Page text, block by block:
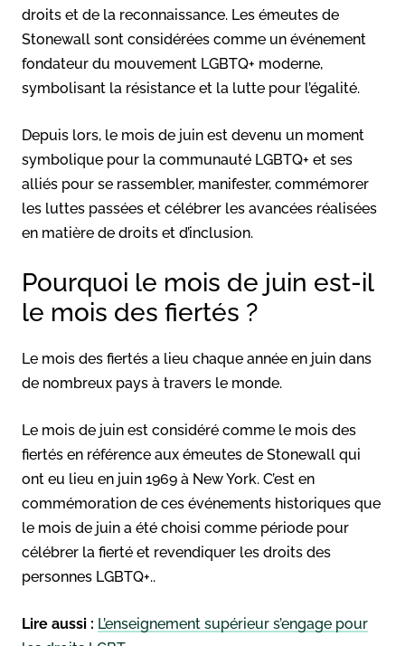
droits et de la reconnaissance. Les émeutes de
Stonewall sont considérées comme un événement
fondateur du mouvement LGBTQ+ moderne,
symbolisant la résistance et la lutte pour l’égalité.
Depuis lors, le mois de juin est devenu un moment
symbolique pour la communauté LGBTQ+ et ses
alliés pour se rassembler, manifester, commémorer
les luttes passées et célébrer les avancées réalisées
en matière de droits et d’inclusion.
Pourquoi le mois de juin est-il
le mois des fiertés ?
Le mois des fiertés a lieu chaque année en juin dans
de nombreux pays à travers le monde.
Le mois de juin est considéré comme le mois des
fiertés en référence aux émeutes de Stonewall qui
ont eu lieu en juin 1969 à New York. C’est en
commémoration de ces événements historiques que
le mois de juin a été choisi comme période pour
célébrer la fierté et revendiquer les droits des
personnes LGBTQ+..
Lire aussi : L’enseignement supérieur s’engage pour